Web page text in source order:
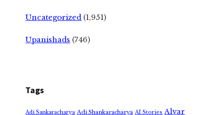
Uncategorized (1,951)
Upanishads (746)
Tags
Adi Sankaracharya Adi Shankaracharya AI Stories Alvar